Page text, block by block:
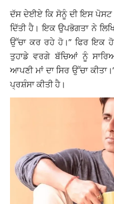
ਦੱਸ ਦੇਈਏ ਕਿ ਸੋਨੂੰ ਦੀ ਇਸ ਪੋਸਟ
ਦਿੱਤੀ ਹੈ। ਇਕ ਉਪਭੋਗਤਾ ਨੇ
ਉੱਚਾ ਕਰ ਰਹੇ ਹੋ।” ਫਿਰ ਇਕ
ਤੁਹਾਡੇ ਵਰਗੇ ਬੱਚਿਆਂ ਨੂੰ
ਆਪਣੀ ਮਾਂ ਦਾ ਸਿਰ ਉੱਚਾ
ਪ੍ਰਸ਼ੰਸਾ ਕੀਤੀ ਹੈ।